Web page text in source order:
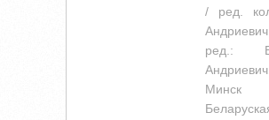
/ ред.
ред.: